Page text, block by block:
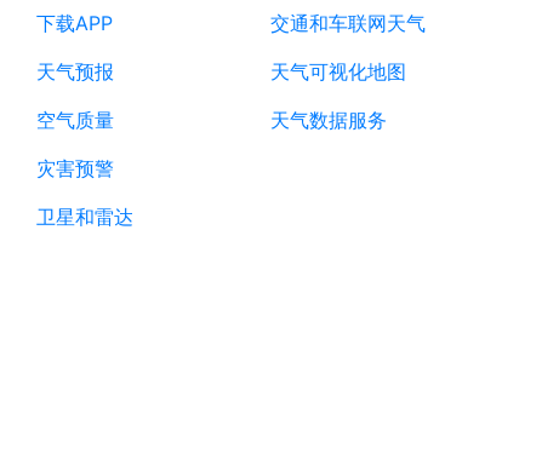
下载APP
天气预报
空气质量
灾害预警
卫星和雷达
交通和车联网天气
天气可视化地图
天气数据服务